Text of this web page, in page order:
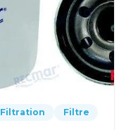
Filtration Filtre